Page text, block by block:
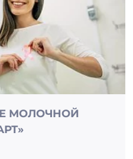
МОЛОЧНОЙ